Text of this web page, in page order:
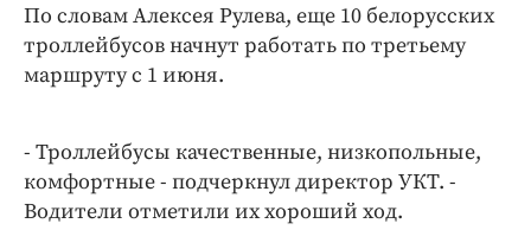
По словам Алексея Рулева, еще 10 белорусских
троллейбусов начнут работать по третьему
маршруту с 1 июня.
- Троллейбусы качественные, низкопольные,
комфортные - подчеркнул директор УКТ. -
Водители отметили их хороший ход.